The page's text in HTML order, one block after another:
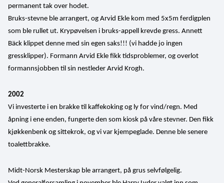
permanent tak over hodet.
Bruks-stevne ble arrangert, og Arvid Ekle kom med 5x5m ferdigplen
som ble rullet ut. Krypøvelsen i bruks-appell krevde gress. Annett
Bäck klippet denne med sin egen saks!!! (vi hadde jo ingen
gressklipper). Formann Arvid Ekle fikk tidsproblemer, og overlot
formannsjobben til sin nestleder Arvid Krogh.
2002
Vi investerte i en brakke til kaffekoking og ly for vind/regn. Med
åpning i ene enden, fungerte den som kiosk på våre stevner. Den fikk
kjøkkenbenk og sittekrok, og vi var kjempeglade. Denne ble senere
toalettbrakke.
Midt-Norsk Mesterskap ble arrangert, på grus selvfølgelig.